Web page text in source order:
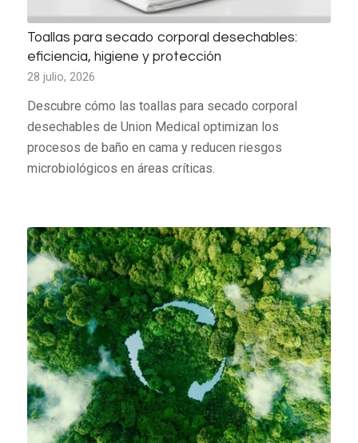
Toallas para secado corporal desechables:
eficiencia, higiene y protección
28 julio, 2026
Descubre cómo las toallas para secado corporal
desechables de Union Medical optimizan los
procesos de baño en cama y reducen riesgos
microbiológicos en áreas críticas.